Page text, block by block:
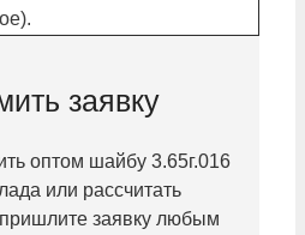
заявку
оптом шайбу 3.65г.016
или рассчитать
пришлите заявку любым